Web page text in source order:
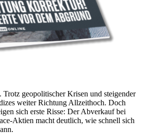
geopolitischer Krisen und steigender
weiter Richtung Allzeithoch. Doch
sich erste Risse: Der Abverkauf bei
Aktien macht deutlich, wie schnell sich